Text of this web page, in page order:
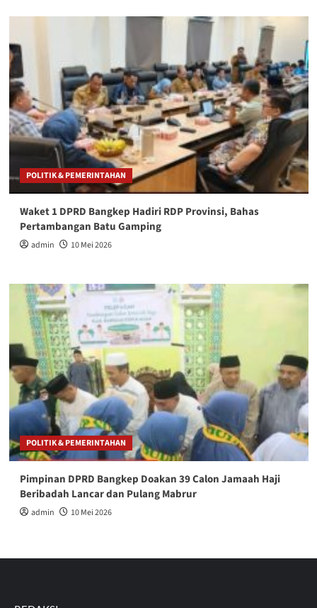
POLITIK & PEMERINTAHAN
Waket 1 DPRD Bangkep Hadiri RDP Provinsi, Bahas
Pertambangan Batu Gamping
admin 10 Mei 2026
POLITIK & PEMERINTAHAN
Pimpinan DPRD Bangkep Doakan 39 Calon Jamaah Haji
Beribadah Lancar dan Pulang Mabrur
admin 10 Mei 2026